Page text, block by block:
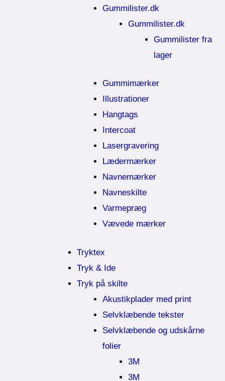
Gummilister.dk
Gummilister.dk
Gummilister fra
lager
Gummimærker
Illustrationer
Hangtags
Intercoat
Lasergravering
Lædermærker
Navnemærker
Navneskilte
Varmepræg
Vævede mærker
Tryktex
Tryk & Ide
Tryk på skilte
Akustikplader med print
Selvklæbende tekster
Selvklæbende og udskårne
folier
3M
3M